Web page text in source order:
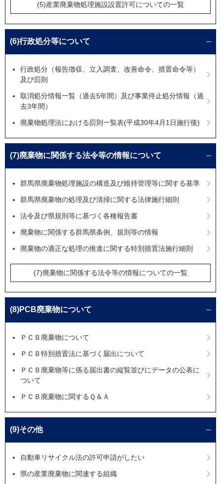
(5)産業廃棄物処理施設設置許可についての一覧
(6)行政処分等について
行政処分（報告徴収、立入調査、改善命令、措置命令等）
及び罰則
取消処分情報一覧（過去5年間）及び事業停止処分情報（過
去3年間）
廃棄物処理法における罰則一覧表(平成30年4月1日施行後)
(7)廃棄物に関係する法令等の情報について
群馬県廃棄物処理施設の構造及び維持管理等に関する基準
群馬県廃棄物の処理及び清掃に関する法律施行細則
法令及び県規則等に基づく各種報告書
廃棄物に関係する群馬県条例、規則等の情報
廃棄物の適正な処理の推進に関する特別措置法施行細則
(7)廃棄物に関係する法令等の情報についての一覧
(8)PCB廃棄物について
ＰＣＢ廃棄物について
ＰＣＢ特別措置法に基づく届出について
ＰＣＢ廃棄物等に係る届出書の縦覧並びにデータの公表に
ついて
ＰＣＢ廃棄物に関するＱ＆Ａ
(9)その他
自動車リサイクル法の許可申請がしたい
県の産業廃棄物に関連する組織